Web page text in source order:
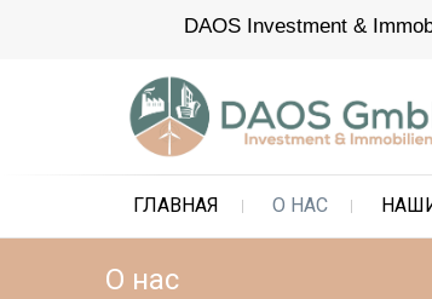
DAOS Investment &
DAOS Investment &
info@daos-gmbh.de
ГЛАВНАЯ О НАС
О нас